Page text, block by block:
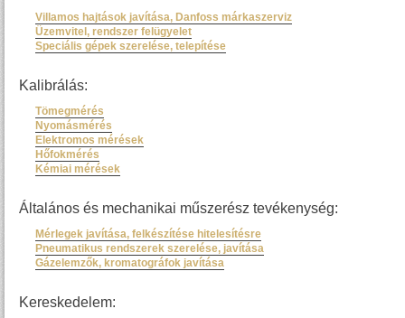
Villamos hajtások javítása, Danfoss márkaszerviz
Üzemvitel, rendszer felügyelet
Speciális gépek szerelése, telepítése
Kalibrálás:
Tömegmérés
Nyomásmérés
Elektromos mérések
Hőfokmérés
Kémiai mérések
Általános és mechanikai műszerész tevékenység:
Mérlegek javítása, felkészítése hitelesítésre
Pneumatikus rendszerek szerelése, javítása
Gázelemzők, kromatográfok javítása
Kereskedelem: